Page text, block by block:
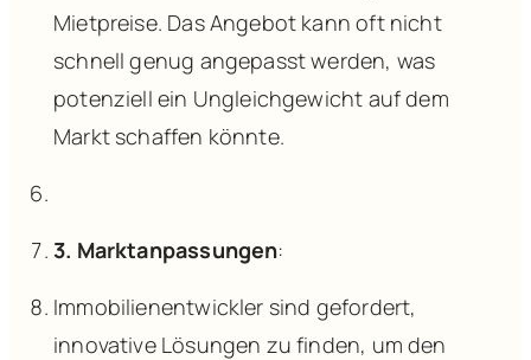
Mietpreise. Das Angebot kann oft nicht
schnell genug angepasst werden, was
potenziell ein Ungleichgewicht auf dem
Markt schaffen könnte.
3. Marktanpassungen:
Immobilienentwickler sind gefordert,
innovative Lösungen zu finden, um den